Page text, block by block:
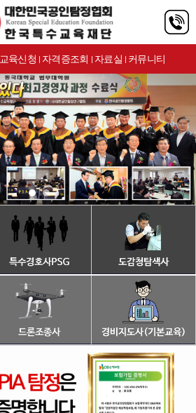
교육신청 | 자격증조회 | 자료실 | 커뮤니티